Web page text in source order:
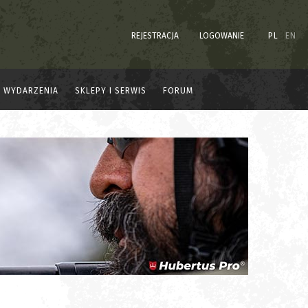
REJESTRACJA LOGOWANIE PL EN
WYDARZENIA SKLEPY I SERWIS FORUM